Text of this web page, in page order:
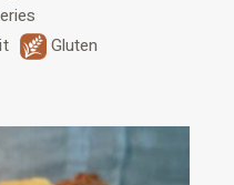
Gluten